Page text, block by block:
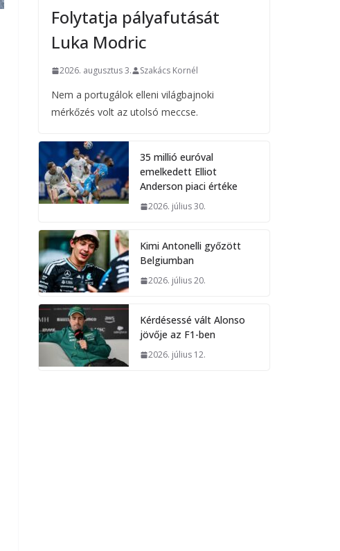
Folytatja pályafutását
Luka Modric
2026. augusztus 3. Szakács Kornél
Nem a portugálok elleni világbajnoki
mérkőzés volt az utolsó meccse.
35 millió euróval
emelkedett Elliot
Anderson piaci értéke
2026. július 30.
Kimi Antonelli győzött
Belgiumban
2026. július 20.
Kérdésessé vált Alonso
jövője az F1-ben
2026. július 12.